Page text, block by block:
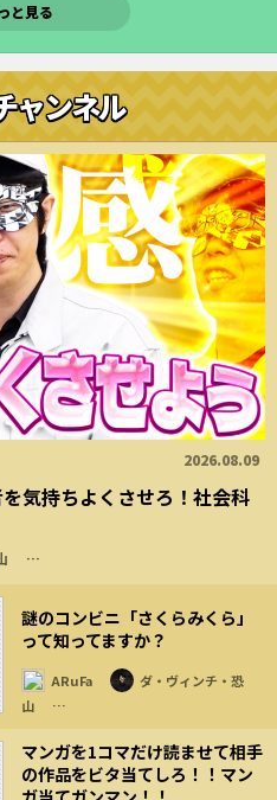
と見る
ャンネル
2026.08.09
気持ちよくさせろ！社会科
…
謎のコンビニ「さくらみくら」
って知ってますか？
ARuFa
ダ・ヴィンチ・恐
山
…
マンガを1コマだけ読ませて相手
の作品をビタ当てしろ！！マン